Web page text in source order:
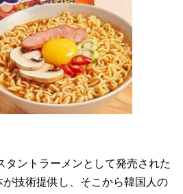
タントラーメンとして発売された
技術提供し、そこから韓国人の